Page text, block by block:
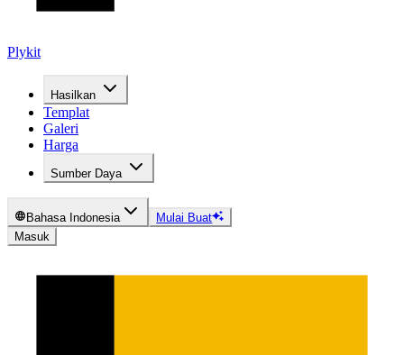
Plykit
Hasilkan
Templat
Galeri
Harga
Sumber Daya
Bahasa Indonesia
Mulai Buat
Masuk